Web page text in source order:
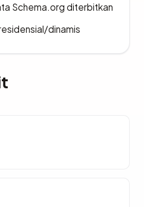
Schema.org diterbitkan
dinamis